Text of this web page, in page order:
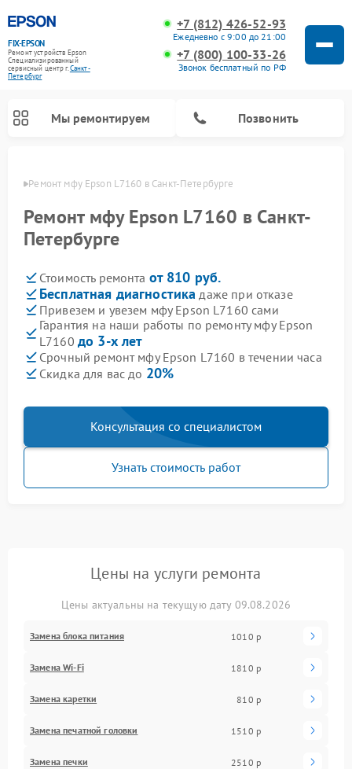
FIX-EPSON
Ремонт устройств Epson
Специализированный
cервисный центр г.Санкт-
Петербург
+7 (812) 426-52-93
Ежедневно с 9:00 до 21:00
+7 (800) 100-33-26
Звонок бесплатный по РФ
Мы ремонтируем Позвонить
Ремонт мфу Epson L7160 в Санкт-Петербурге
Ремонт мфу Epson L7160 в Санкт-
Петербурге
Стоимость ремонта от 810 руб.
Бесплатная диагностика даже при отказе
Привезем и увезем мфу Epson L7160 сами
Гарантия на наши работы по ремонту мфу Epson
L7160 до 3-х лет
Срочный ремонт мфу Epson L7160 в течении часа
Скидка для вас до 20%
Консультация со специалистом
Узнать стоимость работ
Цены на услуги ремонта
Цены актуальны на текущую дату 09.08.2026
Замена блока питания 1010 р
Замена Wi-Fi 1810 р
Замена каретки 810 р
Замена печатной головки 1510 р
Замена печки 2510 р